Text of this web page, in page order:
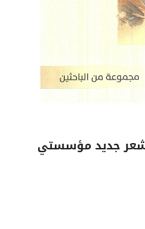
جديد مؤسستي